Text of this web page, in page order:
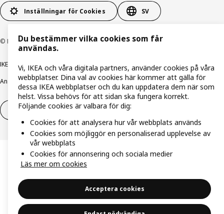
Inställningar för Cookies SV
© Inter IKEA Systems B.V. 1999-2026
IKEA Family integritetspolicyIntegritetspolicyCookiepolicy
Ansvarsfullt avslöjandepolicyE-postKöp- & leveransvillkor Bolagsinformation
Utöva ångerrätt Utöva ångerrätten för tjänster
Du bestämmer vilka cookies som får
användas.
Vi, IKEA och våra digitala partners, använder cookies på våra
webbplatser. Dina val av cookies här kommer att gälla för
dessa IKEA webbplatser och du kan uppdatera dem när som
helst. Vissa behövs för att sidan ska fungera korrekt.
Följande cookies är valbara för dig:
Cookies för att analysera hur vår webbplats används
Cookies som möjliggör en personaliserad upplevelse av
vår webbplats
Cookies för annonsering och sociala medier
Läs mer om cookies
Acceptera cookies